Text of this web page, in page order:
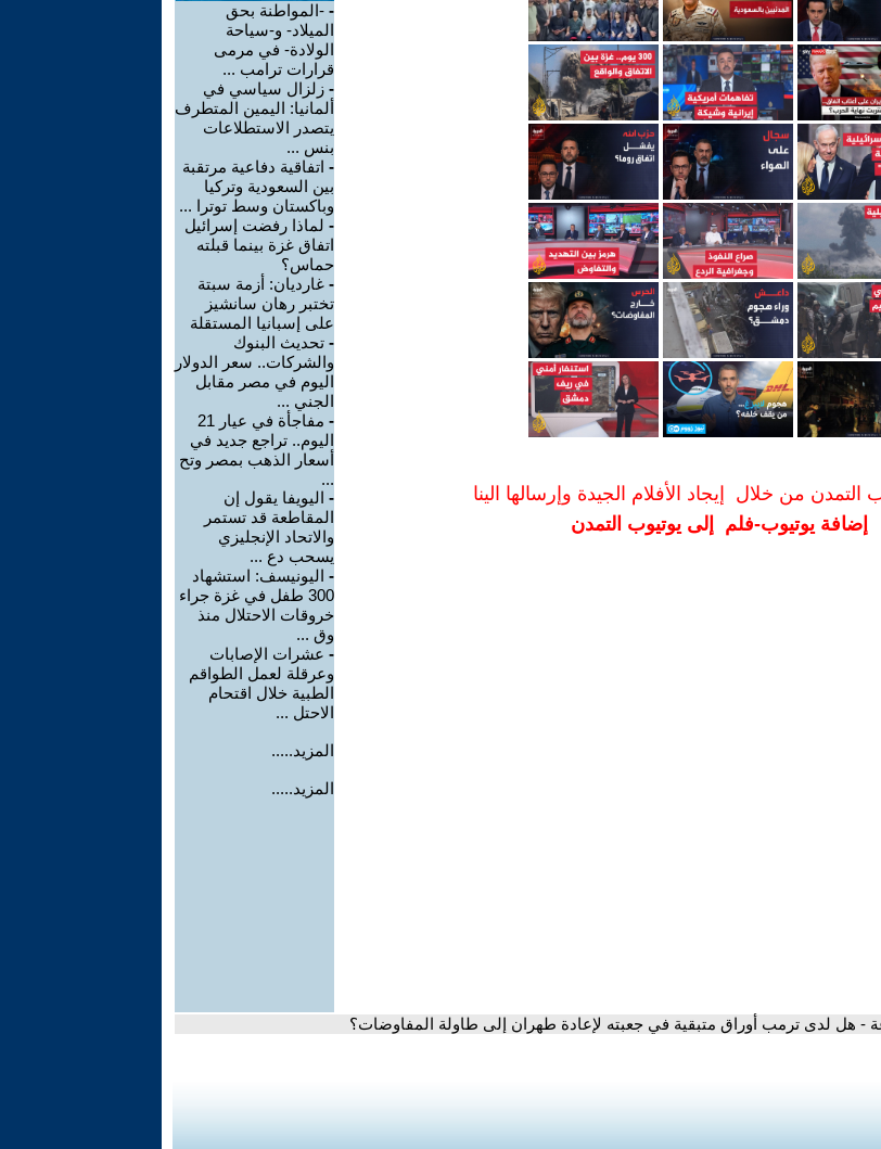
التمدن من خلال إيجاد الأفلام الجيدة وإرسالها الينا
إضافة يوتيوب-فلم إلى يوتيوب التمدن
- -المواطنة بحق
الميلاد- و-سياحة
الولادة- في مرمى
قرارات ترامب ...
- زلزال سياسي في
ألمانيا: اليمين المتطرف
يتصدر الاستطلاعات
بنس ...
- اتفاقية دفاعية مرتقبة
بين السعودية وتركيا
وباكستان وسط توترا ...
- لماذا رفضت إسرائيل
اتفاق غزة بينما قبلته
حماس؟
- غارديان: أزمة سبتة
تختبر رهان سانشيز
على إسبانيا المستقلة
- تحديث البنوك
والشركات.. سعر الدولار
اليوم في مصر مقابل
الجني ...
-
مفاجأة في عيار 21
اليوم.. تراجع جديد في
أسعار الذهب بمصر وتح
...
- اليويفا يقول إن
المقاطعة قد تستمر
والاتحاد الإنجليزي
يسحب دع ...
- اليونيسف: استشهاد
300 طفل في غزة جراء
خروقات الاحتلال منذ
وق ...
- عشرات الإصابات
وعرقلة لعمل الطواقم
الطبية خلال اقتحام
الاحتل ...
المزيد.....
المزيد.....
- هل لدى ترمب أوراق متبقية في جعبته لإعادة طهران إلى طاولة المفاوضات؟